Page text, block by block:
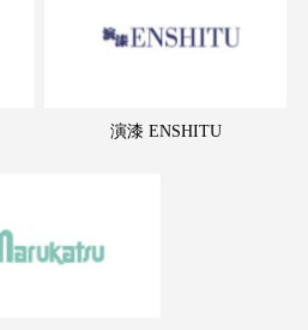
演漆 ENSHITU